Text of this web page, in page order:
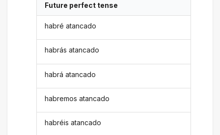
Future perfect tense
habré atancado
habrás atancado
habrá atancado
habremos atancado
habréis atancado